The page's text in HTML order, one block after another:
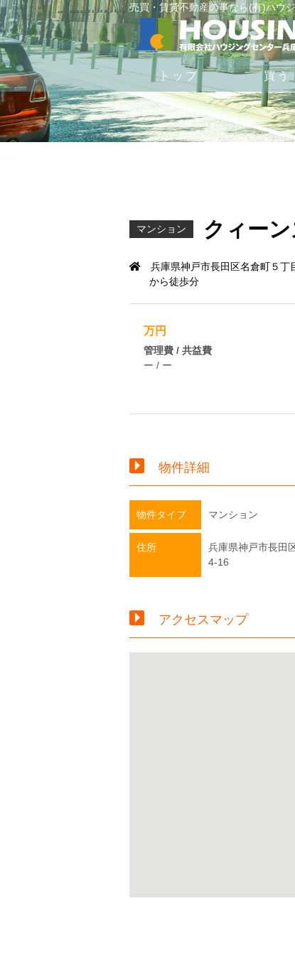
売買・賃貸不動産の事なら(有)ハウ
トップ 買う
マンション クィー
兵庫県神戸市長田区名倉町５丁
から徒歩分
万円
管理費 / 共益費
ー / ー
物件詳細
物件タイプ マンション
住所
兵庫県神戸市長田
4-16
アクセスマップ